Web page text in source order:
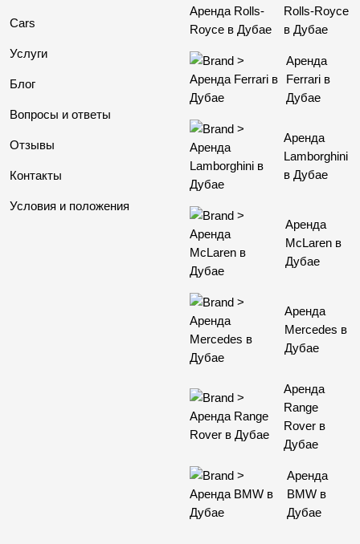
Cars
Услуги
Блог
Вопросы и ответы
Отзывы
Контакты
Условия и положения
Rolls-Royce
в Дубае
Аренда
Ferrari в
Дубае
Аренда
Lamborghini
в Дубае
Аренда
McLaren в
Дубае
Аренда
Mercedes в
Дубае
Аренда
Range
Rover в
Дубае
Аренда
BMW в
Дубае